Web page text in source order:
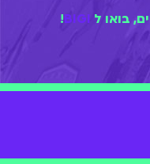
בואו ל BIGI
!